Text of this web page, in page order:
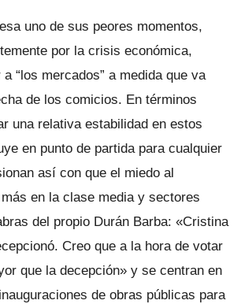
uno de sus peores momentos,
por la crisis económica,
“los mercados” a medida que va
de los comicios. En términos
una relativa estabilidad en estos
en punto de partida para cualquier
así con que el miedo al
en la clase media y sectores
del propio Durán Barba: «Cristina
Creo que a la hora de votar
que la decepción» y se centran en
de obras públicas para